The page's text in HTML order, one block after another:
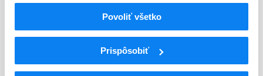
Povoliť všetko
Prispôsobiť
ATC
KARDIOVASKULÁRNY SYSTÉM
C09
LIEČIVÁ S ÚČINKOM NA RENÍN-
ANGIOTENZÍNOVÝ SYSTÉM
C09B
ANGIOTENZÍN, KOMBINÁCIE